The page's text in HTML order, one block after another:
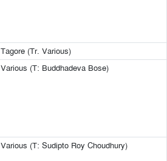
Tagore (Tr. Various)
Various (T: Buddhadeva Bose)
Various (T: Sudipto Roy Choudhury)